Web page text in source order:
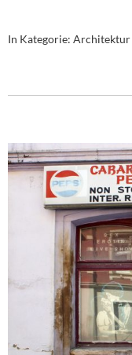
In Kategorie: Architektur